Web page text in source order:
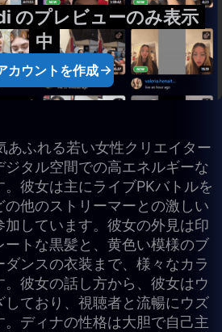
のプレビューのみ表示
中
カウントを作成
あふれる若い女性クリエイター
タル空間での高エネルギーな
彼女は主にライブPKバトルを
他のストリーマーとの激しい
しています。彼女の外見は印
トな黒髪と、黄色い模様のブ
ンスの衣装まで、様々なカラ
彼女の話し方から、彼女はウ
しており、視聴者と流暢にウズ
ディナの性格は大胆で自己主